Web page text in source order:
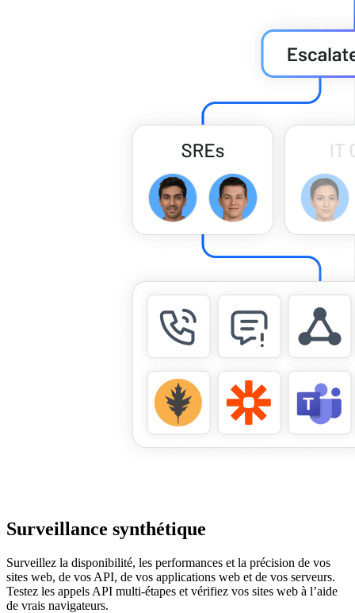
Surveillance synthétique
Surveillez la disponibilité, les performances et la précision de vos
sites web, de vos API, de vos applications web et de vos serveurs.
Testez les appels API multi-étapes et vérifiez vos sites web à l’aide
de vrais navigateurs.